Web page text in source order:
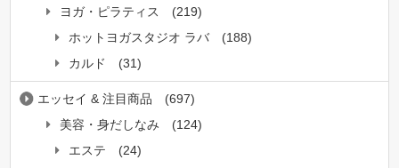
ヨガ・ピラティス
(219)
ホットヨガスタジオ ラバ
(188)
カルド
(31)
エッセイ & 注目商品
(697)
美容・身だしなみ
(124)
エステ
(24)